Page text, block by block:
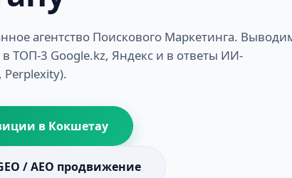
агентство Поискового Маркетинга.
ТОП-3 Google.kz, Яндекс и в ответы ИИ-
Perplexity).
в Кокшетау
/ AEO продвижение